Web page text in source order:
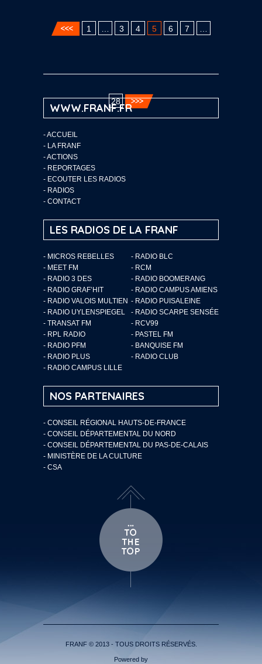
1 3 4 5 6 7
28
WWW.FRANF.FR
-ACCUEIL
- LA FRANF
-ACTIONS
- REPORTAGES
- ECOUTER LES RADIOS
- RADIOS
- CONTACT
LES RADIOS DE LA FRANF
- MICROS REBELLES
- RADIO BLC
- MEET FM
- RCM
- RADIO 3 DES
- RADIO BOOMERANG
- RADIO GRAF’HIT
- RADIO CAMPUS AMIENS
- RADIO VALOIS MULTIEN - RADIO PUISALEINE
- RADIO UYLENSPIEGEL
- RADIO SCARPE SENSÉE
- TRANSAT FM
- RCV99
- RPL RADIO
- PASTEL FM
- RADIO PFM
- BANQUISE FM
- RADIO PLUS
- RADIO CLUB
- RADIO CAMPUS LILLE
NOS PARTENAIRES
- CONSEIL RÉGIONAL HAUTS-DE-FRANCE
- CONSEIL DÉPARTEMENTAL DU NORD
- CONSEIL DÉPARTEMENTAL DU PAS-DE-CALAIS
- MINISTÈRE DE LA CULTURE
- CSA
FRANF © 2013 - TOUS DROITS RÉSERVÉS.
Powered by